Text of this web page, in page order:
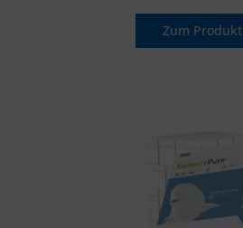
Zum Produkt